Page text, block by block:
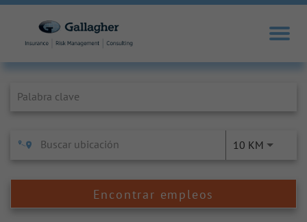
10 KM
Encontrar empleos